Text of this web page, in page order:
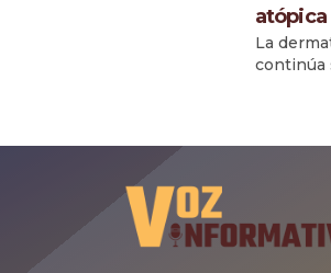
Modelo de Atención
Primaria de Salud (APS) y
mejorar la integración de
atópica
La
continúa
afecta
primer